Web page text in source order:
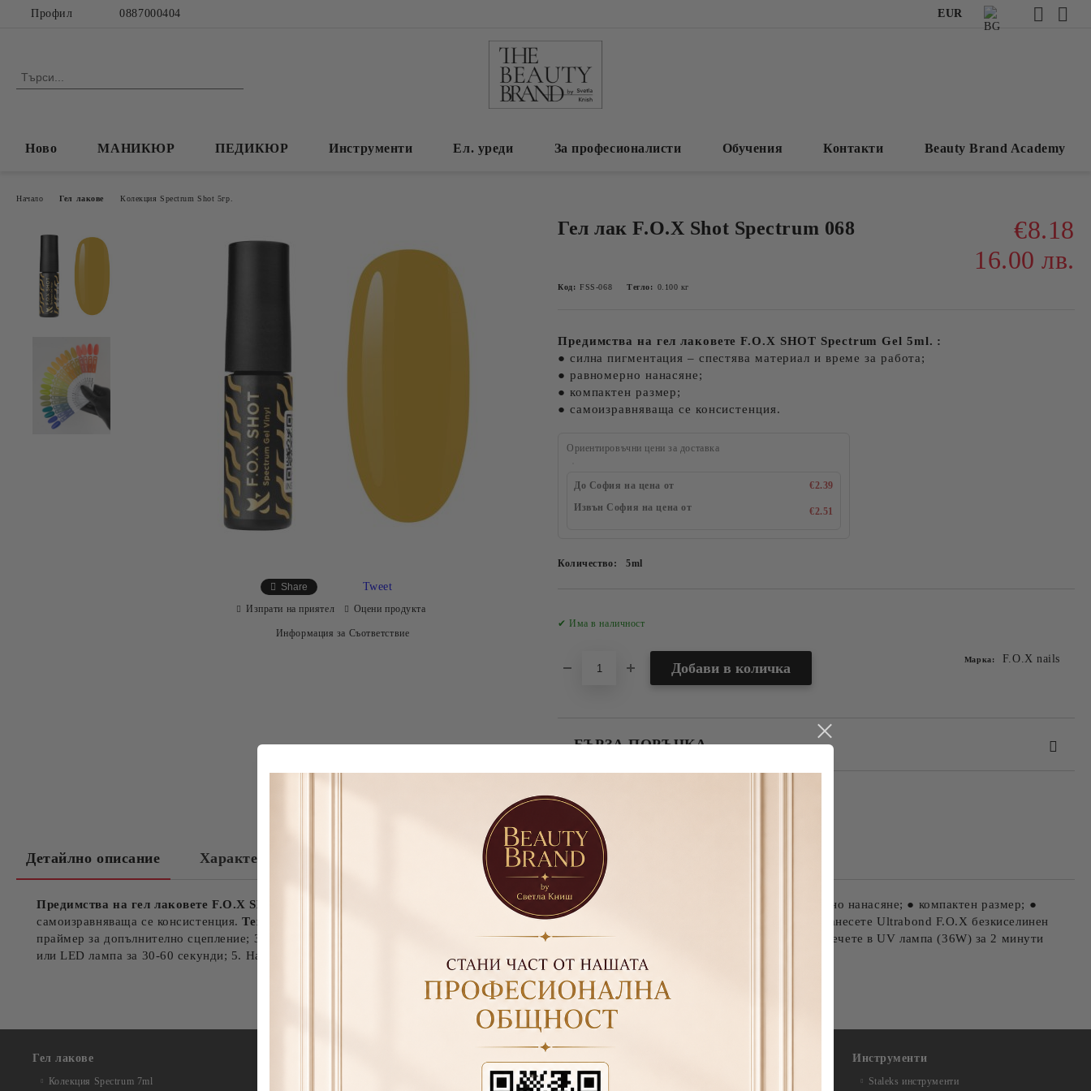
Профил 0887000404 EUR
Ново МАНИКЮР ПЕДИКЮР Инструменти Ел. уреди За професионалисти Обучения Контакти Beauty Brand Academy
Начало Гел лакове Колекция Spectrum Shot 5гр.
Гел лак F.O.X Shot Spectrum 068
€8.18
16.00 лв.
Код: FSS-068 Тегло: 0.100 кг
Предимства на гел лаковете F.O.X SHOT Spectrum Gel 5ml. :
● силна пигментация – спестява материал и време за работа;
● равномерно нанасяне;
● компактен размер;
● самоизравняваща се консистенция.
Ориентировъчни цени за доставка
До София на цена от
€2.39
Извън София на цена от
€2.51
Количество: 5ml
✔ Има в наличност
Марка: F.O.X nails
БЪРЗА ПОРЪЧКА
Съгласен съм с
Ние ще се свържем с вас в рамките на работния ден.
Share Tweet
Изпрати на приятел Оцени продукта
Информация за Съответствие
Детайлно описание Характеристики Защита на личните данни
Предимства на гел лаковете F.O.X SHOT Spectrum Gel 5ml. :
● силна пигментация – спестява материал и време за работа; ● равномерно нанасяне; ● компактен размер; ●
самоизравняваща се консистенция.Технология на приложение:
1. Нанесете обезмаслител Nail Prep F.O.X върху нокътната плочка; 2. Нанесете Ultrabond F.O.X безкиселинен
праймер за допълнително сцепление; 3. Нанесете база F.O.X и изпечете; 4. Нанесете гел лак Spectrum SHOT GEL в един или два слоя, изпечете в UV лампа (36W) за 2 минути
или LED лампа за 30-60 секунди; 5. Нанесете F.O.X топ лак и изпечете.
Гел лакове
Колекция Spectrum 7ml
Blooming gel
Инструменти
Staleks инструменти